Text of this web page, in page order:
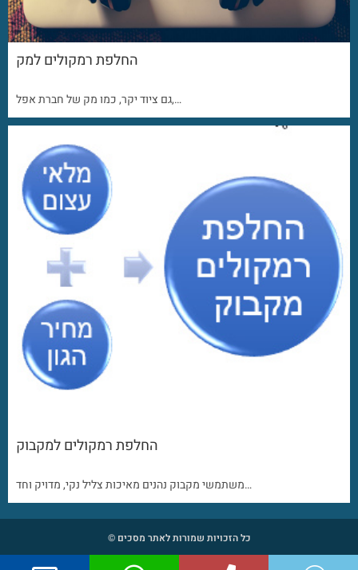
החלפת רמקולים למק
גם ציוד יקר, כמו מק של חברת אפל,…
החלפת רמקולים למקבוק
משתמשי מקבוק נהנים מאיכות צליל נקי, מדויק וחד…
כל הזכויות שמורות לאתר מסכים ©